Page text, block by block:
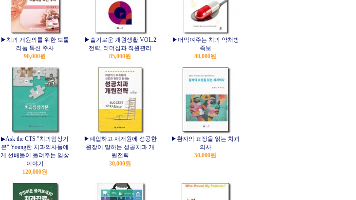
▶치과 개원의를 위한 보툴
리눔 톡신 주사
90,000원
▶슬기로운 개원생활 VOL.2
전략, 리더십과 직원관리
85,000원
▶떠먹여주는 치과 약처방
족보
80,000원
▶Ask the CTS "치과임상기
본" Young한 치과의사들에
게 선배들이 들려주는 임상
이야기
120,000원
▶폐업하고 재개원에 성공한
원장이 말하는 성공치과 개
원전략
30,000원
▶환자의 표정을 읽는 치과
의사
50,000원